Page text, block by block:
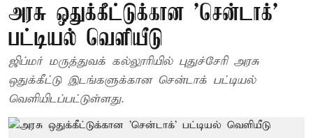
அரசு ஒதுக்கீட்டுக்கான 'சென்டாக்'
பட்டியல் வெளியீடு
ஜிப்மர் மருத்துவக் கல்லூரியில் புதுச்சேரி அரசு
ஒதுக்கீட்டு இடங்களுக்கான சென்டாக் பட்டியல்
வெளியிடப்பட்டுள்ளது.